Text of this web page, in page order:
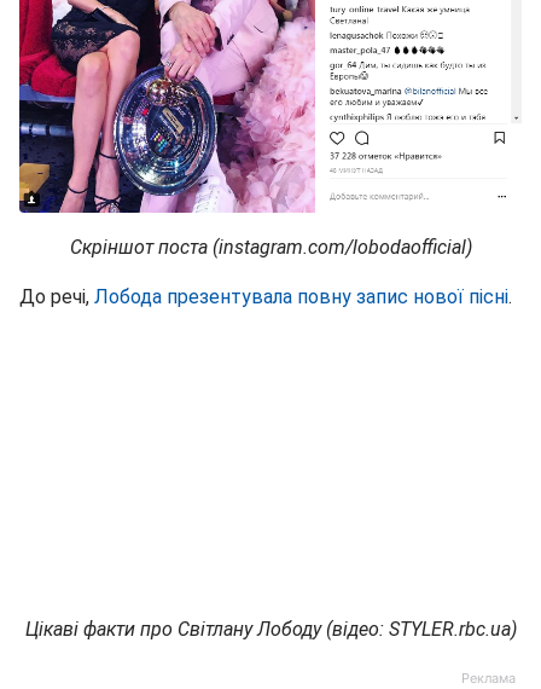
Скріншот поста (instagram.com/lobodaofficial)
До речі, Лобода презентувала повну запис нової пісні.
Цікаві факти про Світлану Лободу (відео: STYLER.rbc.ua)